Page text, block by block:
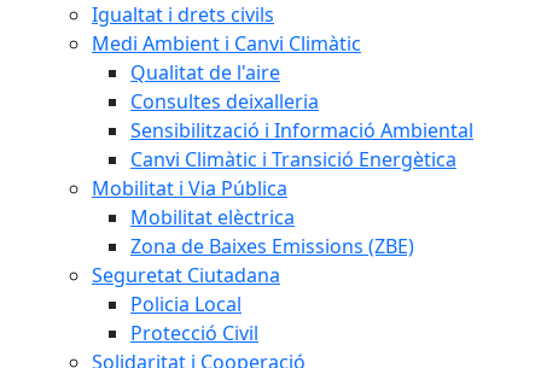
Igualtat i drets civils
Medi Ambient i Canvi Climàtic
Qualitat de l'aire
Consultes deixalleria
Sensibilització i Informació Ambiental
Canvi Climàtic i Transició Energètica
Mobilitat i Via Pública
Mobilitat elèctrica
Zona de Baixes Emissions (ZBE)
Seguretat Ciutadana
Policia Local
Protecció Civil
Solidaritat i Cooperació